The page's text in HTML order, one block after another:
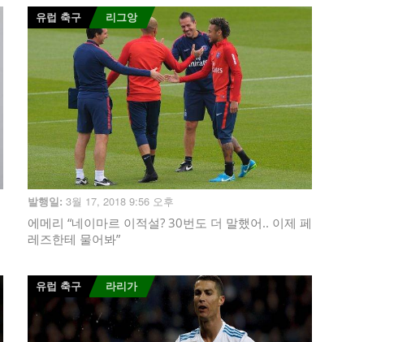
유럽 축구 리그앙
발행일: 3월 17, 2018 9:56 오후
에메리 “네이마르 이적설? 30번도 더 말했어.. 이제 페
레즈한테 물어봐”
유럽 축구 라리가